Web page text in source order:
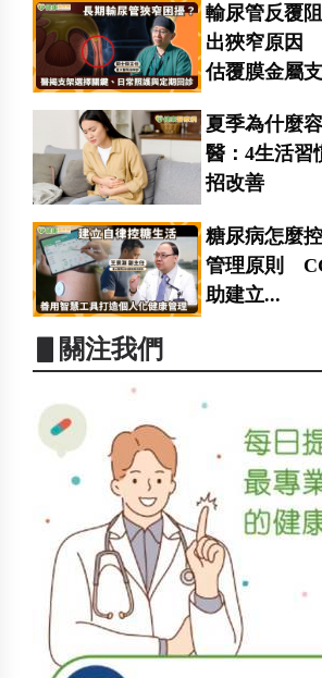
輸尿管反覆
出狹窄原因
估覆膜金屬
夏季為什麼
醫：4生活
招改善
糖尿病怎麼
管理原則
助建立...
▋關注我們